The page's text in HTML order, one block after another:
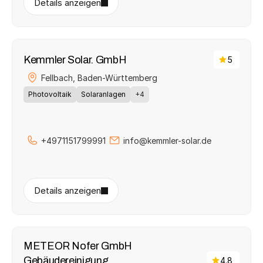
Details anzeigen
Kemmler Solar. GmbH
5
Fellbach, Baden-Württemberg
Photovoltaik Solaranlagen +4
+4971151799991 info@kemmler-solar.de
Details anzeigen
METEOR Nofer GmbH
4.8